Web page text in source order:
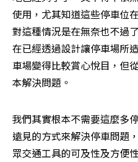
使用，尤其知道這些停車位
對這種情況是在無奈也不過
在已經透過設計讓停車場所
車場變得比較賞心悅目，但
本解決問題。
我們其實根本不需要這麼多
遠見的方式來解決停車問題
眾交通工具的可及性及方便